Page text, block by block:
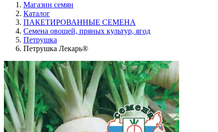
Магазин семян
Каталог
ПАКЕТИРОВАННЫЕ СЕМЕНА
Семена овощей, пряных культур, ягод
Петрушка
Петрушка Лекарь®